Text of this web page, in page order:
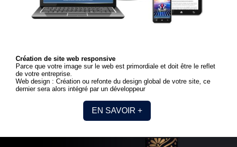
Création de site web responsive
Parce que votre image sur le web est primordiale et doit être le reflet
de votre entreprise.
Web design : Création ou refonte du design global de votre site, ce
dernier sera alors intégré par un développeur
EN SAVOIR +